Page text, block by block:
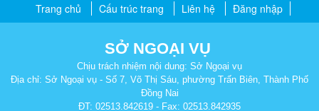
Trang chủ Cấu trúc trang Liên hệ Đăng nhập
SỞ NGOẠI VỤ
Chịu trách nhiệm nội dung: Sở Ngoại vụ
Địa chỉ: Sở Ngoại vụ - Số 7, Võ Thị Sáu, phường Trấn Biên, Thành Phố
Đồng Nai
ĐT: 02513.842619 - Fax: 02513.842935